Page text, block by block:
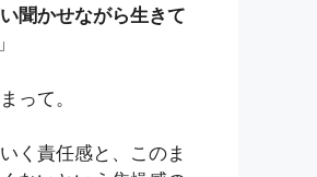
聞かせながら生きて
」
って。
く責任感と、このま